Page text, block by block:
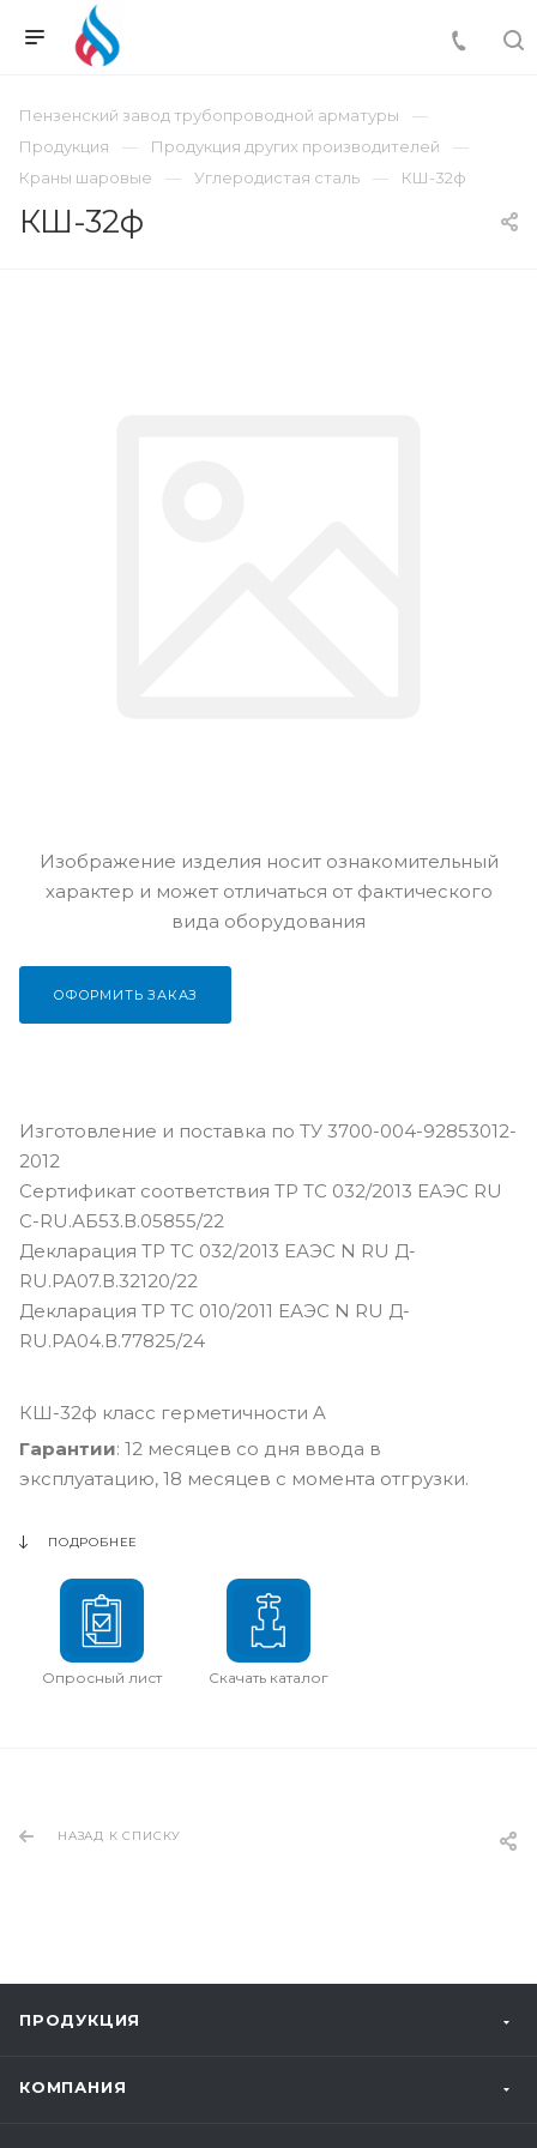
Пензенский завод трубопроводной арматуры
Продукция
Продукция других производителей
Краны шаровые
Углеродистая сталь КШ-32ф
КШ-32ф
Изготовление и поставка по ТУ 3700-004-92853012-
2012
Сертификат соответствия ТР ТС 032/2013 ЕАЭС RU
С-RU.АБ53.В.05855/22
Декларация ТР ТС 032/2013 ЕАЭС N RU Д-
RU.РА07.В.32120/22
Декларация ТР ТС 010/2011 ЕАЭС N RU Д-
RU.РА04.В.77825/24
КШ-32ф класс герметичности A
Гарантии: 12 месяцев со дня ввода в
эксплуатацию, 18 месяцев с момента отгрузки.
ПОДРОБНЕЕ
Опросный лист Скачать каталог
Изображение изделия носит ознакомительный
характер и может отличаться от фактического
вида оборудования
ОФОРМИТЬ ЗАКАЗ
НАЗАД К СПИСКУ
ПРОДУКЦИЯ
КОМПАНИЯ